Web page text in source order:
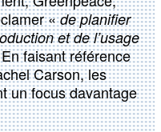
«de planifier
et de l’usage
faisant référence
Carson, les
un focus davantage